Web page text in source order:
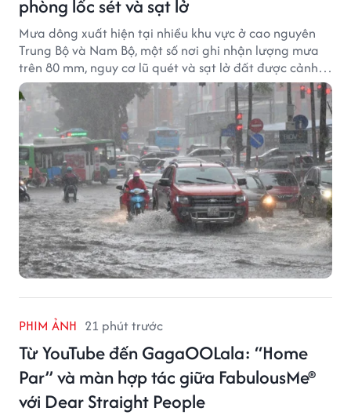
phòng lốc sét và sạt lở
Mưa dông xuất hiện tại nhiều khu vực ở cao nguyên
Trung Bộ và Nam Bộ, một số nơi ghi nhận lượng mưa
trên 80 mm, nguy cơ lũ quét và sạt lở đất được cảnh
báo.
PHIM ẢNH 21 phút trước
Từ YouTube đến GagaOOLala: “Home
Par” và màn hợp tác giữa FabulousMe®
với Dear Straight People